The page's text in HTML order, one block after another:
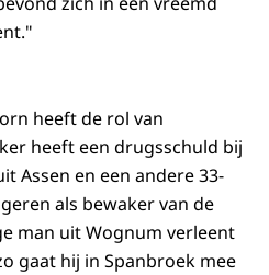
heeft de rol van
heeft een drugsschuld bij
Assen en een andere 33-
als bewaker van de
man uit Wognum verleent
gaat hij in Spanbroek mee